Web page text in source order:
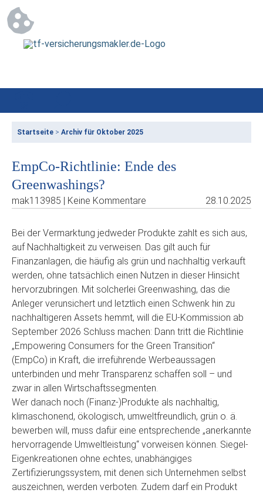
Startseite > Archiv für Oktober 2025
EmpCo-Richtlinie: Ende des
Greenwashings?
mak113985 | Keine Kommentare 28.10.2025
Bei der Vermarktung jedweder Produkte zahlt es sich aus,
auf Nachhaltigkeit zu verweisen. Das gilt auch für
Finanzanlagen, die häufig als grün und nachhaltig verkauft
werden, ohne tatsächlich einen Nutzen in dieser Hinsicht
hervorzubringen. Mit solcherlei Greenwashing, das die
Anleger verunsichert und letztlich einen Schwenk hin zu
nachhaltigeren Assets hemmt, will die EU-Kommission ab
September 2026 Schluss machen: Dann tritt die Richtlinie
„Empowering Consumers for the Green Transition“
(EmpCo) in Kraft, die irreführende Werbeaussagen
unterbinden und mehr Transparenz schaffen soll – und
zwar in allen Wirtschaftssegmenten.
Wer danach noch (Finanz-)Produkte als nachhaltig,
klimaschonend, ökologisch, umweltfreundlich, grün o. ä.
bewerben will, muss dafür eine entsprechende „anerkannte
hervorragende Umweltleistung“ vorweisen können. Siegel-
Eigenkreationen ohne echtes, unabhängiges
Zertifizierungssystem, mit denen sich Unternehmen selbst
auszeichnen, werden verboten. Zudem darf ein Produkt